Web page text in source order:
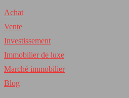
Achat
Vente
Investissement
Immobilier de luxe
Marché immobilier
Blog